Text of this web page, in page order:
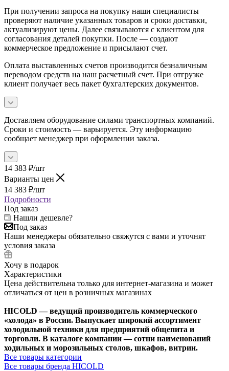
При получении запроса на покупку наши специалисты
проверяют наличие указанных товаров и сроки доставки,
актуализируют цены. Далее связываются с клиентом для
согласования деталей покупки. После — создают
коммерческое предложение и присылают счет.
Оплата выставленных счетов производится безналичным
переводом средств на наш расчетный счет. При отгрузке
клиент получает весь пакет бухгалтерских документов.
Доставляем оборудование силами транспортных компаний.
Сроки и стоимость — варьируется. Эту информацию
сообщает менеджер при оформлении заказа.
14 383 ₽/шт
Варианты цен
14 383 ₽/шт
Подробности
Под заказ
Нашли дешевле?
Под заказ
Наши менеджеры обязательно свяжутся с вами и уточнят
условия заказа
Хочу в подарок
Характеристики
Цена действительна только для интернет-магазина и может
отличаться от цен в розничных магазинах
HICOLD — ведущий производитель коммерческого
«холода» в России. Выпускает широкий ассортимент
холодильной техники для предприятий общепита и
торговли. В каталоге компании — сотни наименований
ходильных и морозильных столов, шкафов, витрин.
Все товары категории
Все товары бренда HICOLD